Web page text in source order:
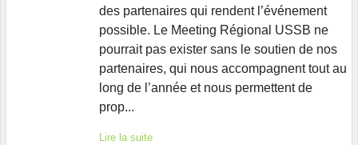
des partenaires qui rendent l’événement
possible. Le Meeting Régional USSB ne
pourrait pas exister sans le soutien de nos
partenaires, qui nous accompagnent tout au
long de l’année et nous permettent de
prop...
Lire la suite